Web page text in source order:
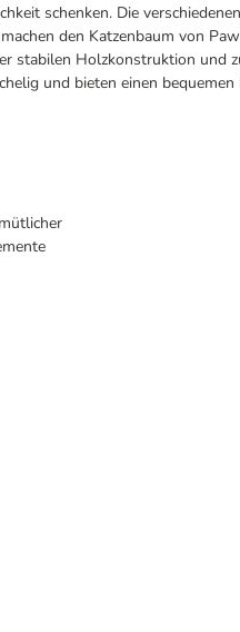
schenken. Die
den Katzenbaum von
stabilen Holzkonstruktion und
und bieten einen